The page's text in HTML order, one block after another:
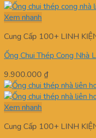
Xem nhanh
Cung Cấp 100+ LINH
Ống Chui Thép Cong Nhà
9.900.000 ₫
Xem nhanh
Cung Cấp 100+ LINH